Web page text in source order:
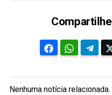
Nenhuma notícia relacionada.